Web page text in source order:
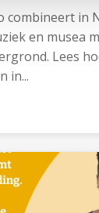
combineert in
en musea
Lees
in...